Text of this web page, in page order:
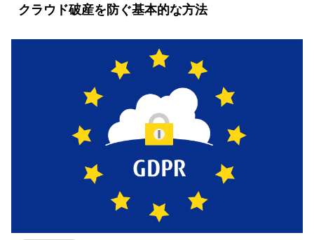
クラウド破産を防ぐ基本的な方法